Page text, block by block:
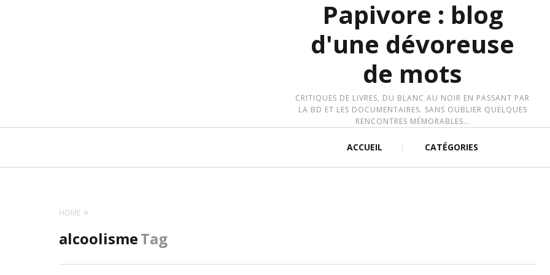
Papivore : blog
d'une dévoreuse
de mots
CRITIQUES DE LIVRES, DU BLANC AU NOIR EN PASSANT PAR
LA BD ET LES DOCUMENTAIRES. SANS OUBLIER QUELQUES
RENCONTRES MÉMORABLES…
ACCUEIL CATÉGORIES
HOME
alcoolismeTag